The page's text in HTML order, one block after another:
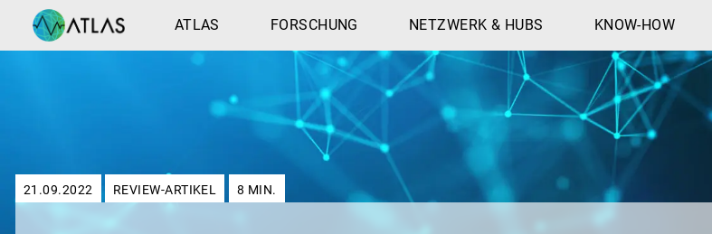
ATLAS FORSCHUNG NETZWERK & HUBS KNOW-HOW
21.09.2022 REVIEW-ARTIKEL 8 MIN.